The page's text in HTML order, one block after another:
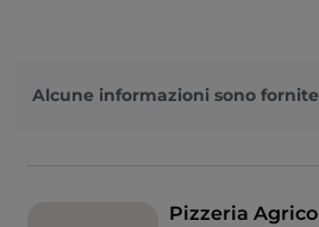
Alcune informazioni sono
Pizzeria